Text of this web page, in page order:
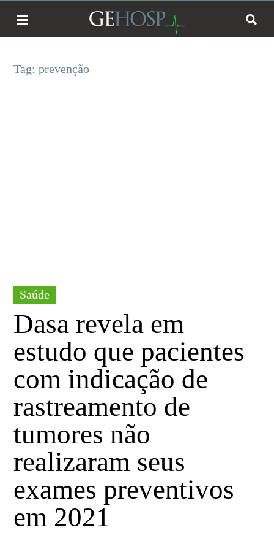
Tag: prevenção
Saúde
Dasa revela em
estudo que pacientes
com indicação de
rastreamento de
tumores não
realizaram seus
exames preventivos
em 2021